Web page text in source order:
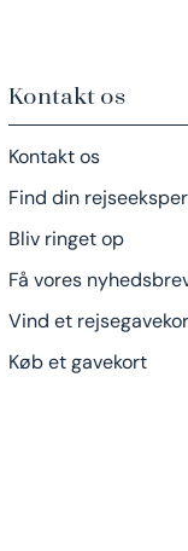
Kontakt os
Kontakt os
Find din
Bliv ringet op
Få vores
Vind et
Køb et gavekort